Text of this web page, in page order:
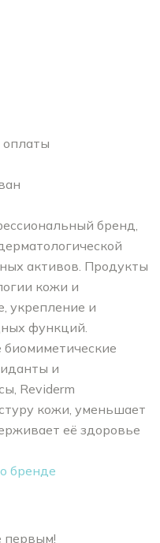
оплаты
бренд,
активов. Продукты
кожи и
укрепление и
функций.
и
Reviderm
кожи, уменьшает
её здоровье
бренде
первым!